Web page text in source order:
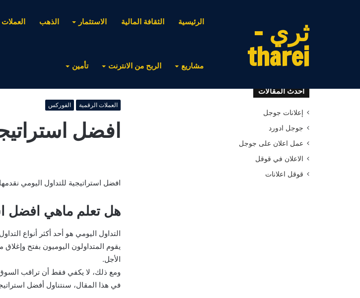
ثري -
tharei
الرئيسية الثقافة المالية الاستثمار الذهب العملات
مشاريع الربح من الانترنت تأمين
العملات الرقمية الفوركس
افضل
افضل استراتيجية للتداول اليومي
هل تعلم ماهي افضل
التداول اليومي هو أحد أكثر أنواع
يقوم المتداولون اليوميون بفتح
الأجل.
ومع ذلك، لا يكفي فقط أن تراقب
في هذا المقال، سنتناول أفضل
أحدث المقالات
إعلانات جوجل
جوجل ادورد
عمل اعلان على جوجل
الاعلان في قوقل
قوقل اعلانات